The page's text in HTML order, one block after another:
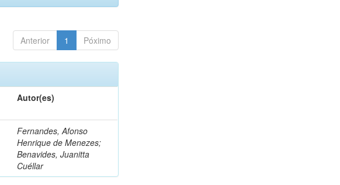
Anterior 1 Póximo
Autor(es)
Fernandes, Afonso
Henrique de Menezes;
Benavides, Juanitta
Cuéllar